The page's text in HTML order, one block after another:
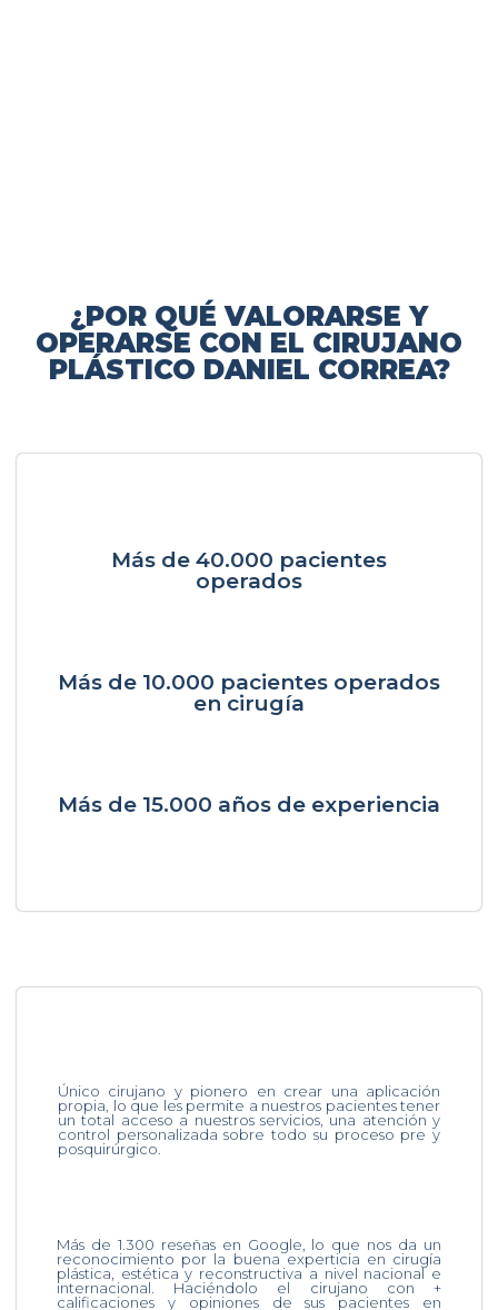
¿POR QUÉ VALORARSE Y
OPERARSE CON EL CIRUJANO
PLÁSTICO DANIEL CORREA?
Más de 40.000 pacientes
operados
Más de 10.000 pacientes operados
en cirugía
Más de 15.000 años de experiencia
Único cirujano y pionero en crear una aplicación
propia, lo que les permite a nuestros pacientes tener
un total acceso a nuestros servicios, una atención y
control personalizada sobre todo su proceso pre y
posquirúrgico.
Más de 1.300 reseñas en Google, lo que nos da un
reconocimiento por la buena experticia en cirugía
plástica, estética y reconstructiva a nivel nacional e
internacional. Haciéndolo el cirujano con +
calificaciones y opiniones de sus pacientes en